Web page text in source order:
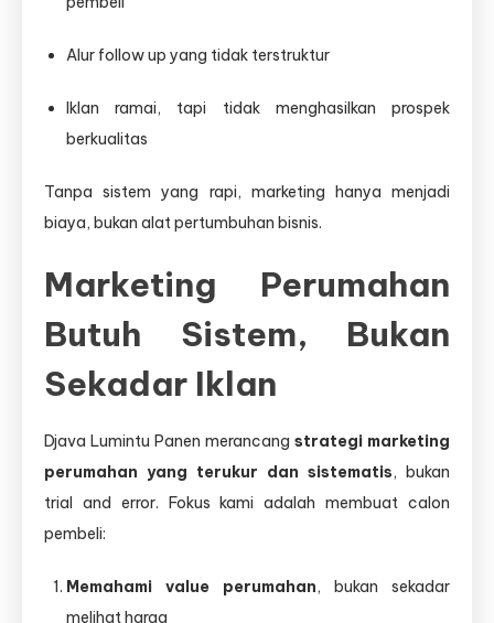
Alur follow up yang tidak terstruktur
Iklan ramai, tapi tidak menghasilkan prospek
berkualitas
Tanpa sistem yang rapi, marketing hanya menjadi
biaya, bukan alat pertumbuhan bisnis.
Marketing Perumahan
Butuh Sistem, Bukan
Sekadar Iklan
Djava Lumintu Panen merancang strategi marketing
perumahan yang terukur dan sistematis, bukan
trial and error. Fokus kami adalah membuat calon
pembeli:
Memahami value perumahan, bukan sekadar
melihat harga